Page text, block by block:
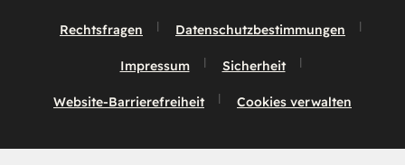
Rechtsfragen Datenschutzbestimmungen
Impressum Sicherheit
Website-Barrierefreiheit Cookies verwalten